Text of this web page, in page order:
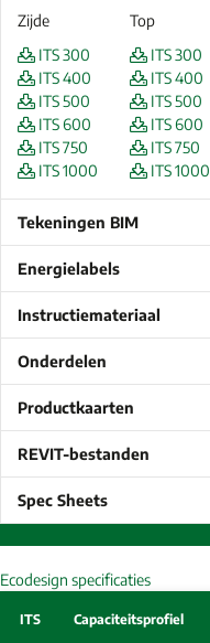
Zijde
ITS 300
ITS 400
ITS 500
ITS 600
ITS 750
ITS 1000
Top
ITS 300
ITS 400
ITS 500
ITS 600
ITS 750
ITS 1000
Tekeningen BIM
Energielabels
Instructiemateriaal
Onderdelen
Productkaarten
REVIT-bestanden
Spec Sheets
Ecodesign specificaties
ITS Capaciteitsprofiel